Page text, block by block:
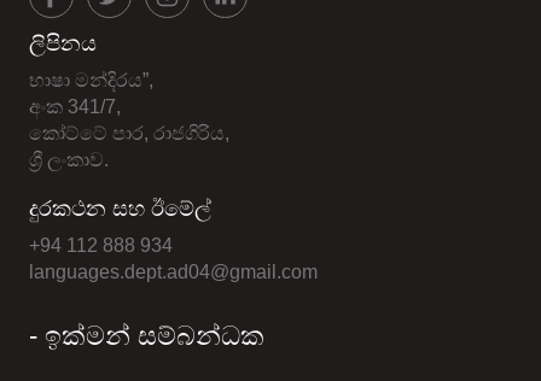
ලිපිනය
භාෂා මන්දිරය”,
අංක 341/7,
කෝට්ටේ පාර, රාජගිරිය,
ශ්‍රී ලංකාව.
දුරකථන සහ ඊමේල්
+94 112 888 934
languages.dept.ad04@gmail.com
- ඉක්මන් සම්බන්ධක